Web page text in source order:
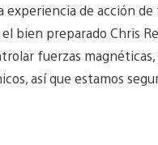
experiencia de acción
bien preparado Chris
fuerzas
así que estamos